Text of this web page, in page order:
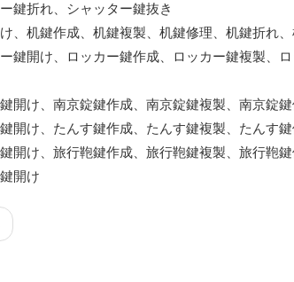
鍵折れ、シャッター鍵抜き
、机鍵作成、机鍵複製、机鍵修理、机鍵折れ、
鍵開け、ロッカー鍵作成、ロッカー鍵複製、
開け、南京錠鍵作成、南京錠鍵複製、南京錠
開け、たんす鍵作成、たんす鍵複製、たんす
開け、旅行鞄鍵作成、旅行鞄鍵複製、旅行鞄
開け